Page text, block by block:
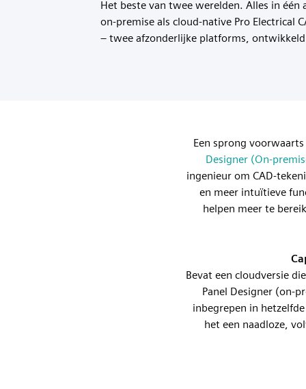
Het beste van twee werelden. Alles in
on-premise als cloud-native Pro Electrical
– twee afzonderlijke platforms,
Een sprong
Designer (On-
ingenieur om CAD-
en meer intuïtieve
helpen meer te
Bevat een cloudversie
Panel Designer (on-
inbegrepen in
het een naadloze,